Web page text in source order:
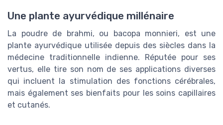
Une plante ayurvédique millénaire
La poudre de brahmi, ou bacopa monnieri, est une
plante ayurvédique utilisée depuis des siècles dans la
médecine traditionnelle indienne. Réputée pour ses
vertus, elle tire son nom de ses applications diverses
qui incluent la stimulation des fonctions cérébrales,
mais également ses bienfaits pour les soins capillaires
et cutanés.